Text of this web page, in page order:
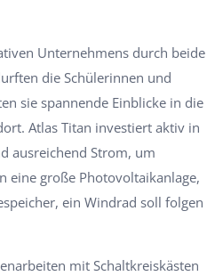
Unternehmens durch beide
die Schülerinnen und
sie spannende Einblicke in die
Atlas Titan investiert aktiv in
ausreichend Strom, um
eine große Photovoltaikanlage,
ein Windrad soll folgen
mit Schaltkreiskästen